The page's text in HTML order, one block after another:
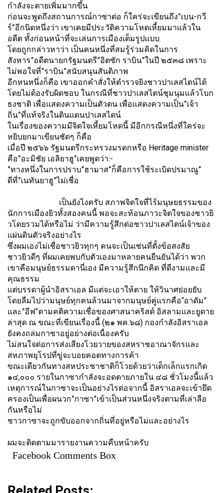
กำลังจะตายเพิ่มมากขึ้น
ก่อนจะพูดถึงสถานการณ์กาซาต่อ ก็ใคร่จะเขียนถึง”เบน-กวี
ร์”อีกนิดหนึ่งว่า เขาเคยมีประวัติความโหดเหี้ยมมาแล้วใน
อดีต ทั้งก่อนหน้าที่จะเล่นการเมืองเต็มรูปแบบ
โดยถูกกล่าวหาว่า เป็นคนหนึ่งที่สมรู้ร่วมคิดในการ
สังหาร”อดีตนายกรัฐมนตรี”อิตซัก ราบิน”ในปี ๒๕๓๘ เพราะ
ไม่พอใจที่”ราบิน”สนับสนุนสันติภาพ
อีกหนหนึ่งก็คือ เขาออกคำสั่งให้ตำรวจยิงชาวปาเลสไตน์ได้
โดยไม่ต้องรับผิดชอบ ในกรณีที่ชาวปาเลสไตน์ชุมนุมแล้วโบก
ธงชาติ เพื่อแสดงความเป็นตัวตน เพื่อแสดงความเป็น”เจ้า
ถิ่น”ที่แท้จริงในดินแดนปาเลสไตน์
ในเรื่องของความมีจิตใจเหี้ยมโหดนี้ มีอีกกรณีหนึ่งที่ใคร่จะ
หยิบยกมาเขียนชัดๆ ก็คือ
เมื่อปี ๒๕๖๖ รัฐมนตรีกระทรวงมรดกหรือ Heritage minister
คือ”อะมิชัย เอลิยาฮู”เคยพูดว่า:-
”ทางหนึ่งในการปราบ”ฮามาส”ก็คือการใช้ระเบิดปรมาณู”
ดีที่”เนทันยาฮู”ไม่เชื่อ
เป็นยังไงครับ สภาพจิตใจที่ไร้มนุษยธรรมของ
นักการเมืองยิวทั้งสองคนนี้ พอจะสะท้อนภาวะจิตใจของชาวยิ
วโดยรวมได้หรือไม่ ว่ามีความรู้สึกต่อชาวปาเลสไตน์เจ้าของ
แผ่นดินตัวจริงอย่างไร
ซึ่งผมเองไม่เชื่อชาวยิวทุกๆ คนจะเป็นเช่นที่ตั้งข้อสงสัย
ชาวยิวดีๆ ที่ผมเคยพบกับตัวเองมาหลายคนยืนยันได้ว่า พวก
เขาคือมนุษย์ธรรมดานี่เอง มีความรู้สึกนึกคิด ที่ดีงามและมี
คุณธรรม
แต่บรรดาผู้นำอิสราเอล มีแต่จะเอาให้ตาย ให้วินาศย่อยยับ
โดยลืมไปว่ามนุษย์ทุกคนล้วนมาจากมนุษย์คู่แรกคือ“อาดัม”
และ”อีฟ”ตามคติความเชื่อของศาสนาคริสต์ อิสลามและยูดาย
ล่าสุด ณ ขณะที่เขียนเรื่องนี้ (๒๑ พค.๖๘) กองกำลังอิสราเอล
ยังคงถล่มกาซาอยู่อย่างต่อเนื่องครับ
ไม่สนใจต่อการส่งเสียงโวยวายของสหราชอาณาจักรและ
สหภาพยุโรปที่ขู่จะบอยคอตทางการค้า
ขณะเดียวกันทางสหประชาชาติก็โวยด้วยว่าเด็กเล็กแรกเกิด
๑๔,๐๐๐ รายในกาซากำลังจะอดตายภายใน ๔๘ ชั่วโมงนี้แล้ว
เหตุการณ์ในกาซาจะเป็นอย่างไรต่อจากนี้ อิสราเอลจะเข้ายึด
ครองเป็นเพื่อผนวก”กาซา”เข้าเป็นส่วนหนึ่งจริงตามที่เล่าลือ
กันหรือไม่
ชาวกาซาจะถูกขับออกจากถิ่นที่อยู่หรือไม่และอย่างไร
ผมจะติดตามมารายงานความคืบหน้าครับ
Facebook Comments Box